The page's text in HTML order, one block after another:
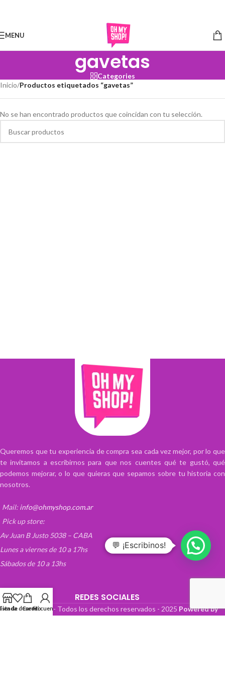
MENU
gavetas
Categories
Inicio/Productos etiquetados “gavetas”
No se han encontrado productos que coincidan con tu selección.
Queremos que tu experiencia de compra sea cada vez mejor, por lo que
te invitamos a escribirnos para que nos cuentes qué te gustó, qué
podemos mejorar, o lo que quieras que sepamos sobre tu historia con
nosotros.
Mail: info@ohmyshop.com.ar
Pick up store:
Av Juan B Justo 5038 – CABA
Lunes a viernes de 10 a 17hs
Sábados de 10 a 13hs
REDES SOCIALES
OhMyTienda! - Todos los derechos reservados - 2025 Powered by
de deseos
CarritoMi cuenta
💬 ¡Escribinos!